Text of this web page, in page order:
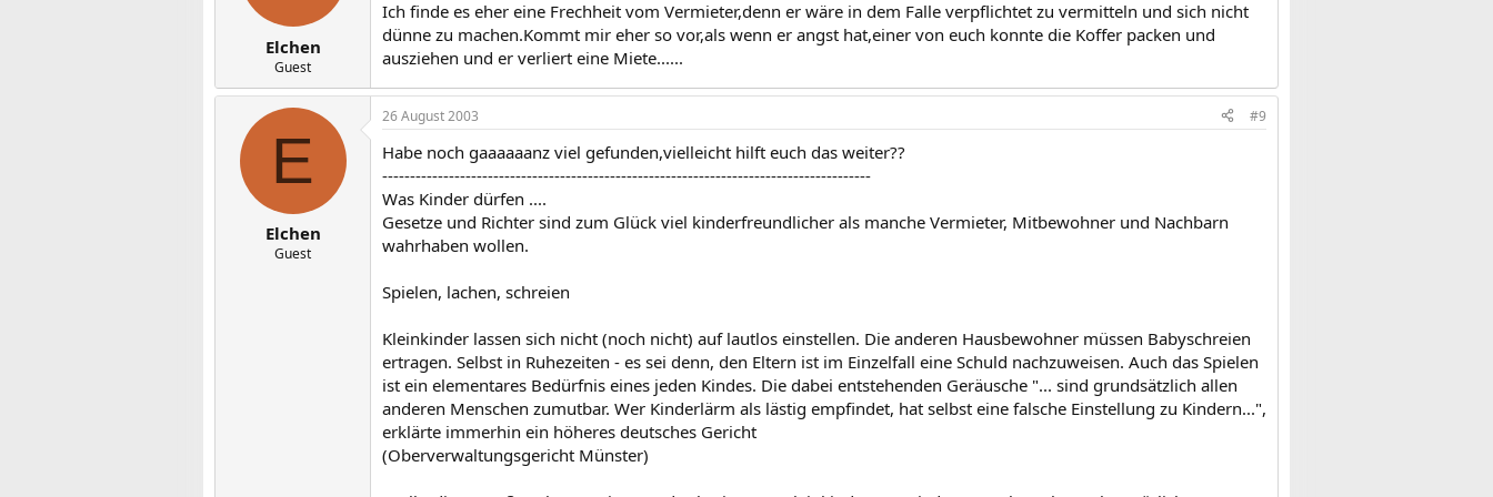
Nachbarn müssen den unvermeidlichen Lärm, der durch spielende Kinder verursacht wird, hinnehmen.
LG, Berlin Aktenzeichen 61, S. 288 / 1985
Kinderlärm ist hinzunehmen. Eine Unterlassungsklage gem. §1004 Abs. I BGB ist somit erfolglos.
AG, Kassel 872c 855/ 91
Elchen
Guest
Ich finde es eher eine Frechheit vom Vermieter,denn er wäre in dem Falle verpflichtet zu vermitteln und sich nicht
dünne zu machen.Kommt mir eher so vor,als wenn er angst hat,einer von euch konnte die Koffer packen und
ausziehen und er verliert eine Miete......
E
Elchen
Guest
26 August 2003 #9
Habe noch gaaaaaanz viel gefunden,vielleicht hilft euch das weiter??
----------------------------------------------------------------------------------------
Was Kinder dürfen ....
Gesetze und Richter sind zum Glück viel kinderfreundlicher als manche Vermieter, Mitbewohner und Nachbarn
wahrhaben wollen.
Spielen, lachen, schreien
Kleinkinder lassen sich nicht (noch nicht) auf lautlos einstellen. Die anderen Hausbewohner müssen Babyschreien
ertragen. Selbst in Ruhezeiten - es sei denn, den Eltern ist im Einzelfall eine Schuld nachzuweisen. Auch das Spielen
ist ein elementares Bedürfnis eines jeden Kindes. Die dabei entstehenden Geräusche "... sind grundsätzlich allen
anderen Menschen zumutbar. Wer Kinderlärm als lästig empfindet, hat selbst eine falsche Einstellung zu Kindern...",
erklärte immerhin ein höheres deutsches Gericht
(Oberverwaltungsgericht Münster)